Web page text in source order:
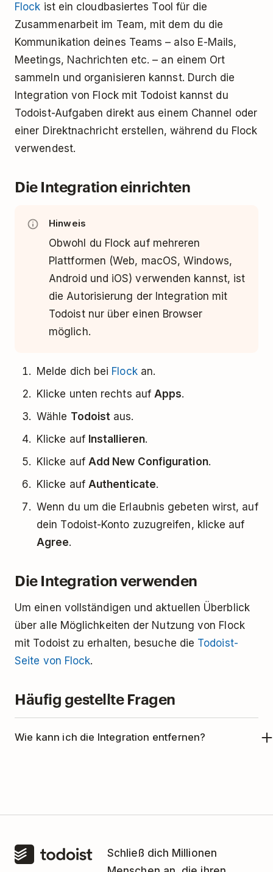
Flock ist ein cloudbasiertes Tool für die
Zusammenarbeit im Team, mit dem du die
Kommunikation deines Teams– also E-Mails,
Meetings, Nachrichten etc.– an einem Ort
sammeln und organisieren kannst. Durch die
Integration von Flock mit Todoist kannst du
Todoist-Aufgaben direkt aus einem Channel oder
einer Direktnachricht erstellen, während du Flock
verwendest.
Die Integration einrichten
Hinweis
Obwohl du Flock auf mehreren
Plattformen (Web, macOS, Windows,
Android und iOS) verwenden kannst, ist
die Autorisierung der Integration mit
Todoist nur über einen Browser
möglich.
Melde dich bei Flockan.
Klicke unten rechts aufApps.
Wähle Todoist aus.
Klicke auf Installieren.
Klicke auf Add New Configuration.
Klicke auf Authenticate.
Wenn du um die Erlaubnis gebeten wirst, auf
dein Todoist-Konto zuzugreifen, klicke auf
Agree.
Die Integration verwenden
Um einen vollständigen und aktuellen Überblick
über alle Möglichkeiten der Nutzung von Flock
mit Todoist zu erhalten, besuche die Todoist-
Seite von Flock.
Häufig gestellte Fragen
Wie kann ich die Integration entfernen?
Klicke unten rechts aufApps.
Schließ dich Millionen